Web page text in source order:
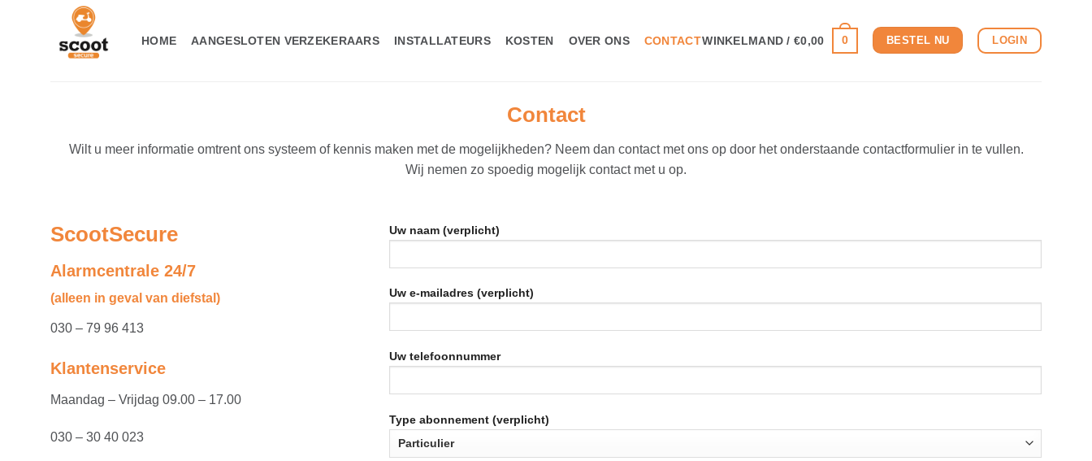
HOME AANGESLOTEN VERZEKERAARS INSTALLATEURS KOSTEN OVER ONS CONTACTWINKELMAND /€0,00 0 BESTEL NU LOGIN
Contact
Wilt u meer informatie omtrent ons systeem of kennis maken met de mogelijkheden? Neem dan contact met ons op door het onderstaande contactformulier in te vullen.
Wij nemen zo spoedig mogelijk contact met u op.
ScootSecure
Alarmcentrale 24/7
(alleen in geval van diefstal)
030 – 79 96 413
Klantenservice
Maandag – Vrijdag 09.00 – 17.00
030 – 30 40 023
Uw naam (verplicht)
Uw e-mailadres (verplicht)
Uw telefoonnummer
Type abonnement (verplicht)